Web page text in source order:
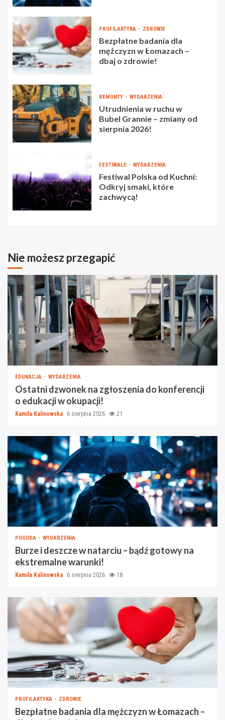
PROFILAKTYKA ZDROWIE
Bezpłatne badania dla
mężczyzn w Łomazach –
dbaj o zdrowie!
REMONTY WYDARZENIA
Utrudnienia w ruchu w
Bubel Grannie – zmiany od
sierpnia 2026!
FESTIWALE WYDARZENIA
Festiwal Polska od Kuchni:
Odkryj smaki, które
zachwycą!
Nie możesz przegapić
EDUKACJA WYDARZENIA
Ostatni dzwonek na zgłoszenia do konferencji
o edukacji w okupacji!
Kamila Kalinowska 6 sierpnia 2026 21
POGODA WYDARZENIA
Burze i deszcze w natarciu – bądź gotowy na
ekstremalne warunki!
Kamila Kalinowska 6 sierpnia 2026 18
PROFILAKTYKA ZDROWIE
Bezpłatne badania dla mężczyzn w Łomazach –